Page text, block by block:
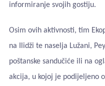
informiranje svojih gostiju.
Osim ovih aktivnosti, tim
na Ilidži te naselja Lužani,
poštanske sandučiće ili na
akcija, u kojoj je podijeljeno